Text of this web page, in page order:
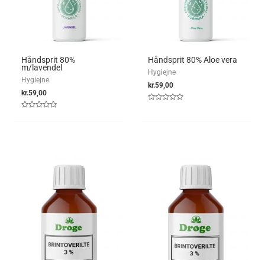
Håndsprit 80%
m/lavendel
Hygiejne
kr.59,00
Håndsprit 80% Aloe vera
Hygiejne
kr.59,00